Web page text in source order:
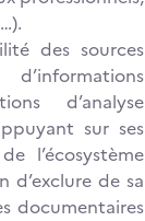
des sources
d’informations
d’analyse
sur ses
l’écosystème
d’exclure de sa
documentaires